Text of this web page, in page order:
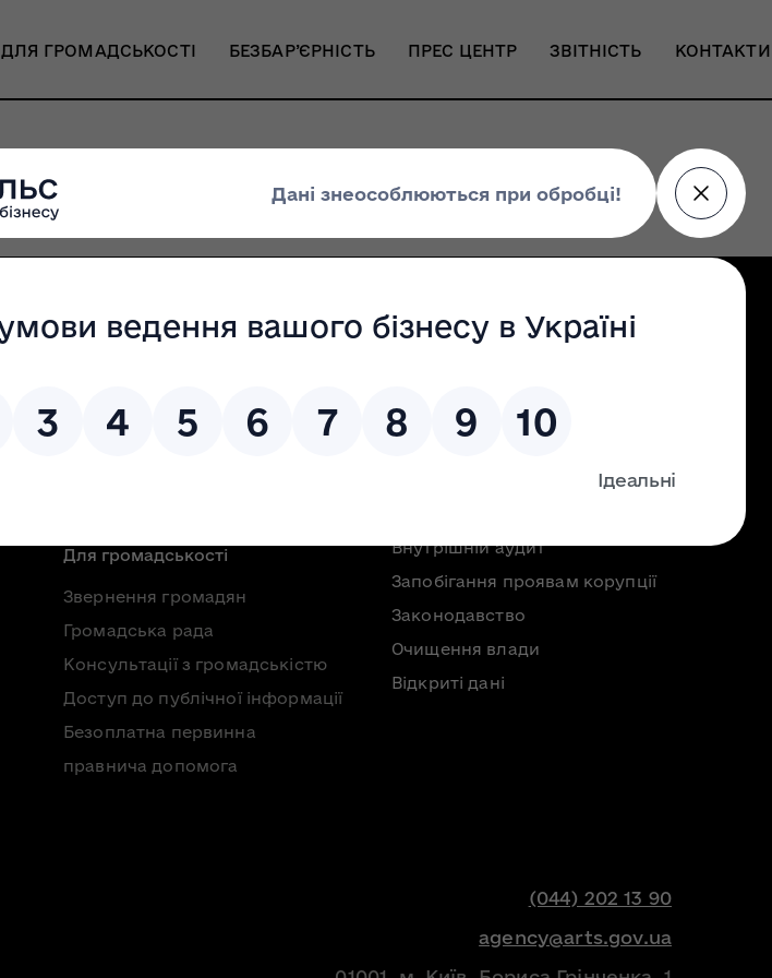
ДЛЯ ГРОМАДСЬКОСТІ БЕЗБАР’ЄРНІСТЬ ПРЕС ЦЕНТР ЗВІТНІСТЬ КОНТАКТИ
Для громадськості
Звернення громадян
Громадська рада
Консультації з громадськістю
Доступ до публічної інформації
Безоплатна первинна
правнича допомога
Внутрішній аудит
Запобігання проявам корупції
Законодавство
Очищення влади
Відкриті дані
(044) 202 13 90
agency@arts.gov.ua